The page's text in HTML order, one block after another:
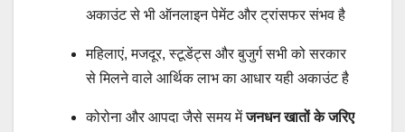
अकाउंट से भी ऑनलाइन पेमेंट और ट्रांसफर संभव है
महिलाएं, मजदूर, स्टूडेंट्स और बुजुर्ग सभी को सरकार
से मिलने वाले आर्थिक लाभ का आधार यही अकाउंट है
कोरोना और आपदा जैसे समय मेंजनधन खातों के जरिए